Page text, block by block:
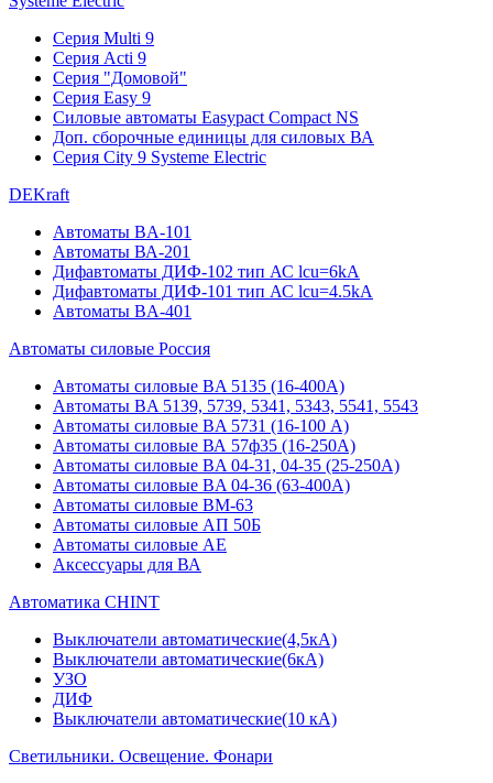
Серия Multi 9
Серия Acti 9
Серия "Домовой"
Серия Easy 9
Силовые автоматы Easypact Compact NS
Доп. сборочные единицы для силовых ВА
Серия City 9 Systeme Electric
DEKraft
Автоматы BA-101
Автоматы ВА-201
Дифавтоматы ДИФ-102 тип АС lcu=6kA
Дифавтоматы ДИФ-101 тип АС lcu=4.5kA
Автоматы BA-401
Автоматы силовые Россия
Автоматы силовые BA 5135 (16-400А)
Автоматы BA 5139, 5739, 5341, 5343, 5541, 5543
Автоматы силовые BA 5731 (16-100 А)
Автоматы силовые ВА 57ф35 (16-250А)
Автоматы силовые BA 04-31, 04-35 (25-250А)
Автоматы силовые BA 04-36 (63-400А)
Автоматы силовые ВМ-63
Автоматы силовые АП 50Б
Автоматы силовые АЕ
Аксессуары для ВА
Автоматика CHINT
Выключатели автоматические(4,5кА)
Выключатели автоматические(6кА)
УЗО
ДИФ
Выключатели автоматические(10 кА)
Светильники. Освещение. Фонари